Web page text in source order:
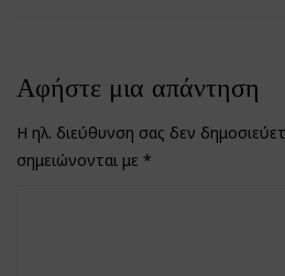
Αφήστε μια απάντηση
Η ηλ. διεύθυνση σας δεν
σημειώνονται με *